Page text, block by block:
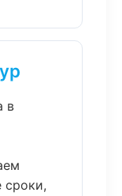
в
сроки,